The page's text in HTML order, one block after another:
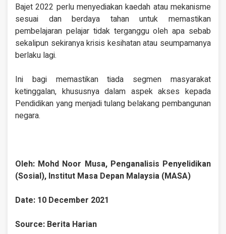
Bajet 2022 perlu menyediakan kaedah atau mekanisme
sesuai dan berdaya tahan untuk memastikan
pembelajaran pelajar tidak terganggu oleh apa sebab
sekalipun sekiranya krisis kesihatan atau seumpamanya
berlaku lagi.
Ini bagi memastikan tiada segmen masyarakat
ketinggalan, khususnya dalam aspek akses kepada
Pendidikan yang menjadi tulang belakang pembangunan
negara.
Oleh: Mohd Noor Musa, Penganalisis Penyelidikan
(Sosial), Institut Masa Depan Malaysia (MASA)
Date: 10 December 2021
Source: Berita Harian